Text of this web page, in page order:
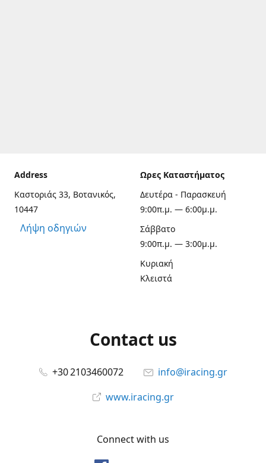
Address
Καστοριάς 33, Βοτανικός,
10447
Λήψη οδηγιών
Ωρες Καταστήματος
Δευτέρα - Παρασκευή
9:00π.μ. — 6:00μ.μ.
Σάββατο
9:00π.μ. — 3:00μ.μ.
Κυριακή
Κλειστά
Contact us
+30 2103460072
info@iracing.gr
www.iracing.gr
Connect with us